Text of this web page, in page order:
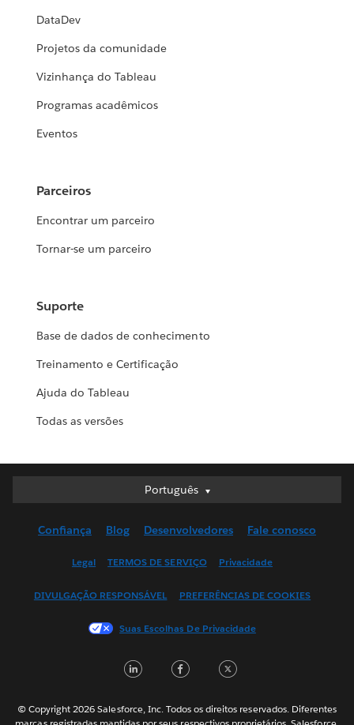
DataDev
Projetos da comunidade
Vizinhança do Tableau
Programas acadêmicos
Eventos
Parceiros
Encontrar um parceiro
Tornar-se um parceiro
Suporte
Base de dados de conhecimento
Treinamento e Certificação
Ajuda do Tableau
Todas as versões
Português
Português
English (UK)
Français (Canada)
日本語
Nederlands
Confiança Blog Desenvolvedores Fale conosco
Legal TERMOS DE SERVIÇO Privacidade
DIVULGAÇÃO RESPONSÁVEL PREFERÊNCIAS DE COOKIES
Suas Escolhas De Privacidade
LinkedInFacebook
© Copyright 2026 Salesforce, Inc. Todos os direitos reservados. Diferentes